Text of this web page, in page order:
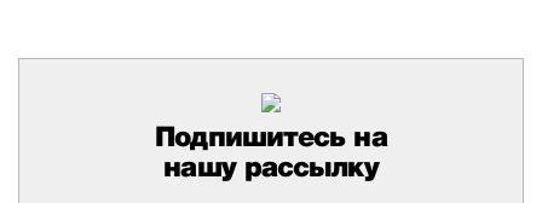
Подпишитесь на
нашу рассылку